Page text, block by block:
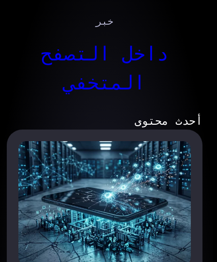
خبر
داخل التصفح
المتخفي
أحدث محتوى